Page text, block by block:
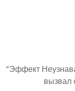
"Эффект
вызвал